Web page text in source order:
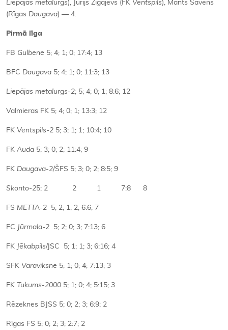
Liepājas metalurgs), Jurijs Žigajevs (FK Ventspils), Mants Savens
(Rīgas Daugava) — 4.
Pirmā līga
FB Gulbene 5; 4; 1; 0; 17:4; 13
BFC Daugava 5; 4; 1; 0; 11:3; 13
Liepājas metalurgs-2; 5; 4; 0; 1; 8:6; 12
Valmieras FK 5; 4; 0; 1; 13:3; 12
FK Ventspils-2 5; 3; 1; 1; 10:4; 10
FK Auda 5; 3; 0; 2; 11:4; 9
FK Daugava-2/ŠFS 5; 3; 0; 2; 8:5; 9
Skonto-25; 2 2 1 7:8 8
FS METTA-2 5; 2; 1; 2; 6:6; 7
FC Jūrmala-2 5; 2; 0; 3; 7:13; 6
FK Jēkabpils/JSC 5; 1; 1; 3; 6:16; 4
SFK Varavīksne 5; 1; 0; 4; 7:13; 3
FK Tukums-2000 5; 1; 0; 4; 5:15; 3
Rēzeknes BJSS 5; 0; 2; 3; 6:9; 2
Rīgas FS 5; 0; 2; 3; 2:7; 2